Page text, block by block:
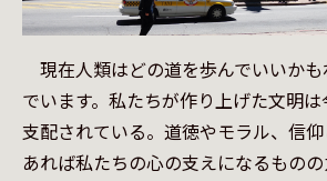
現在人類はどの道を歩んでいいか
でいます。私たちが作り上げた文明
支配されている。道徳やモラル、信
あれば私たちの心の支えになるもの